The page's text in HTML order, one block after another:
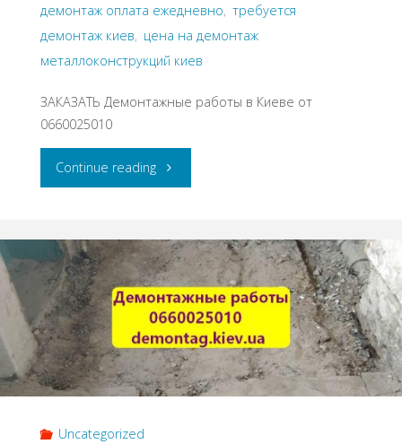
демонтаж оплата ежедневно, требуется
демонтаж киев, цена на демонтаж
металлоконструкций киев
ЗАКАЗАТЬ Демонтажные работы в Киеве от
0660025010
Continue reading"Демонтажные
в
Киеве
от
0660025010"
Uncategorized